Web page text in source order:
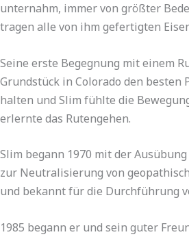
unternahm, immer von größter
tragen alle von ihm gefertigten
Seine erste Begegnung mit einem
Grundstück in Colorado den besten
halten und Slim fühlte die
erlernte das Rutengehen.
Slim begann 1970 mit der
zur Neutralisierung von
und bekannt für die Durchführung
1985 begann er und sein guter